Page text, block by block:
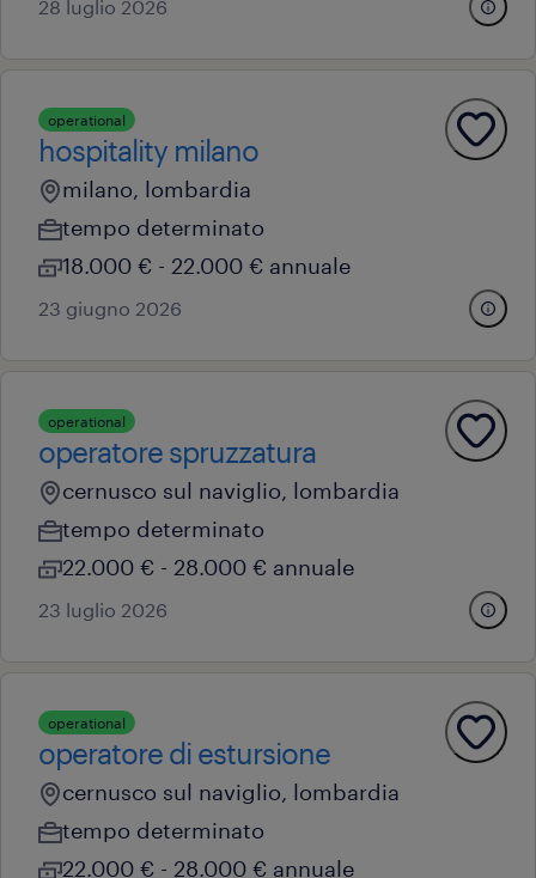
28 luglio 2026
operational
hospitality milano
milano, lombardia
tempo determinato
18.000 € - 22.000 € annuale
23 giugno 2026
operational
operatore spruzzatura
cernusco sul naviglio, lombardia
tempo determinato
22.000 € - 28.000 € annuale
23 luglio 2026
operational
operatore di estursione
cernusco sul naviglio, lombardia
tempo determinato
22.000 € - 28.000 € annuale